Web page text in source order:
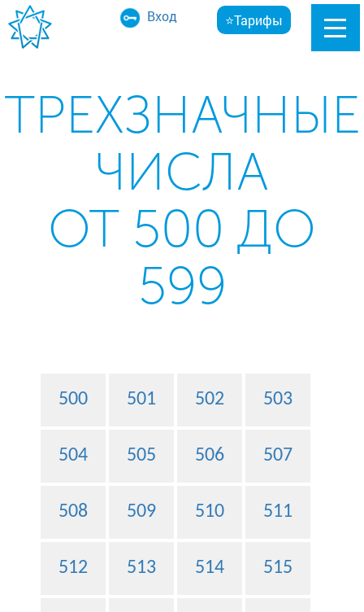
Вход ⭐Тарифы
ТРЕХЗНАЧНЫЕ
ЧИСЛА
ОТ 500 ДО
599
500 501 502 503
504 505 506 507
508 509 510 511
512 513 514 515